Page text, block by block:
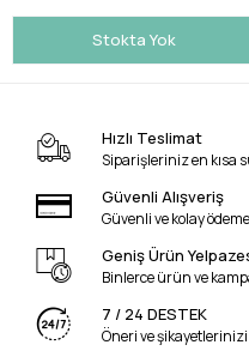
Stokta Yok
Hızlı Teslimat
Siparişleriniz en kısa
Güvenli Alışveriş
Güvenli ve kolay
Geniş Ürün
Binlerce ürün ve
7 / 24 DESTEK
Öneri ve